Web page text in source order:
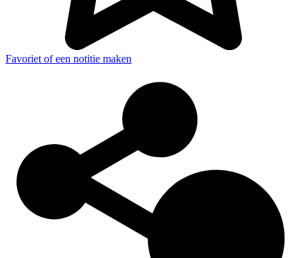
Favoriet of een notitie maken